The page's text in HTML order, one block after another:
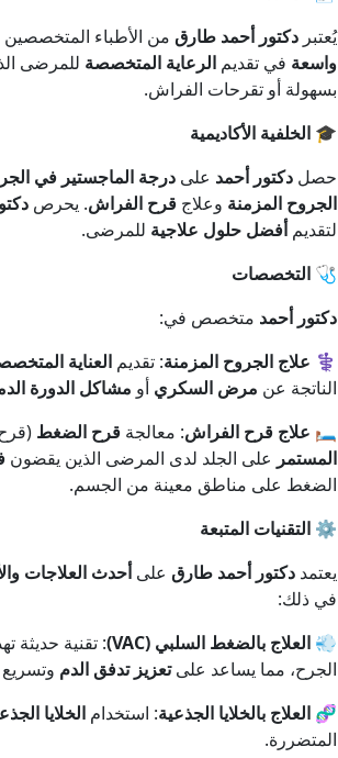
يُعتبر دكتور أحمد طارق من الأطباء
واسعة في تقديم الرعاية المتخصصة للمرضى
بسهولة أو تقرحات الفراش.
🎓 الخلفية الأكاديمية
حصل دكتور أحمد على درجة الماجستير في
الجروح المزمنة وعلاج قرح الفراش. يحرص
لتقديمأفضل حلول علاجية للمرضى.
🩺 التخصصات
دكتور أحمد متخصص في:
⚕️ علاج الجروح المزمنة: تقديم العناية
الناتجة عن مرض السكري أو مشاكل الدورة
🛏️ علاج قرح الفراش: معالجة قرح الضغط
المستمر على الجلد لدى المرضى الذين يقضون
الضغط على مناطق معينة من الجسم.
⚙️ التقنيات المتبعة
يعتمد دكتور أحمد طارق علىأحدث العلاجات
في ذلك:
💨 العلاج بالضغط السلبي (VAC)
: تقنية
الجرح، مما يساعد علىتعزيز تدفق الدم
🧬 العلاج بالخلايا الجذعية: استخدام الخلايا
المتضررة.